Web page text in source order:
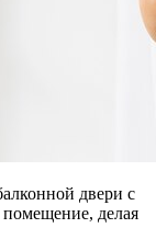
двери с
делая